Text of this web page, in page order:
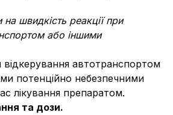
на швидкість реакції при
або іншими
відкерування автотранспортом
потенційно небезпечними
лікування препаратом.
та дози.